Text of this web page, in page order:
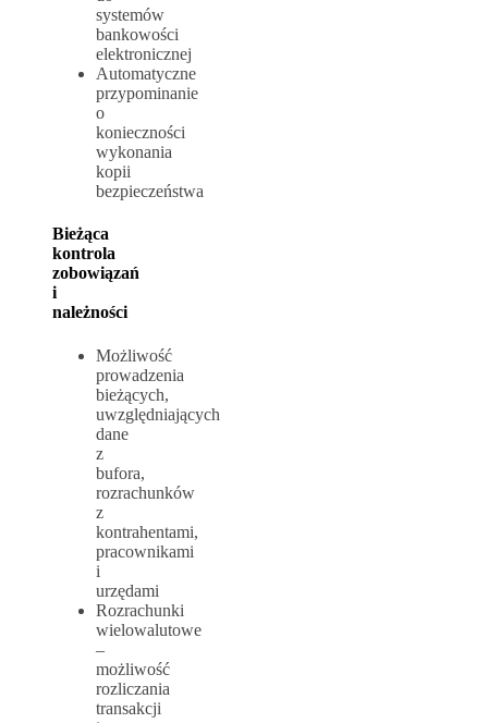
systemów
bankowości
elektronicznej
Automatyczne
przypominanie
o
konieczności
wykonania
kopii
bezpieczeństwa
Bieżąca
kontrola
zobowiązań
i
należności
Możliwość
prowadzenia
bieżących,
uwzględniających
dane
z
bufora,
rozrachunków
z
kontrahentami,
pracownikami
i
urzędami
Rozrachunki
wielowalutowe
–
możliwość
rozliczania
transakcji